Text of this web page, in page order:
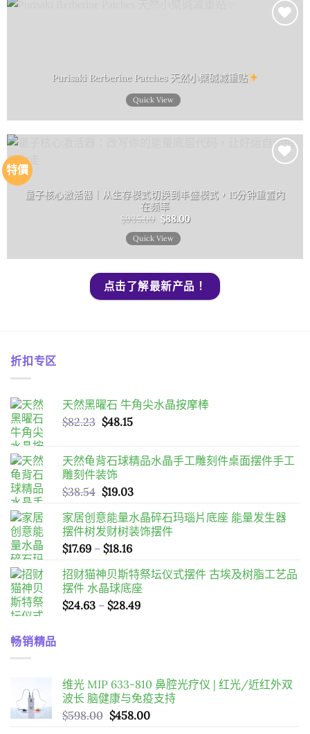
Add to
wishlist
特價
Add to
wishlist
量子核心激活器｜从生存模式切换到丰盛模式，15分钟重置内
$935.00 原
始
價
格：
$935.00。
$88.00目
前
格：
$88.00。
Quick View
点击了解最新产品！
始
價
前
價
天然龟背石球精品水晶手工雕刻件桌面摆件手工
$38.54 原
始
價
$38.54。
$19.03目
價
$19.03。
家居创意能量水晶碎石玛瑙片底座 能量发生器
摆件树发财树装饰摆件
$17.69 – $18.16價
格
範
$17.69
到
$18.16
招财猫神贝斯特祭坛仪式摆件 古埃及树脂工艺品
摆件 水晶球底座
$24.63 – $28.49價
格
範
畅销精品
$598.00 原
始
價
$458.00目
前
價
进口 29cm英寸罗马财富女神福尔图娜Tykhe冷
铸树脂仿青铜雕塑摆件